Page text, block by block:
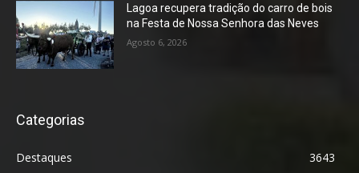
Lagoa recupera tradição do carro de bois
na Festa de Nossa Senhora das Neves
Agosto 6, 2026
Categorias
Destaques
3643